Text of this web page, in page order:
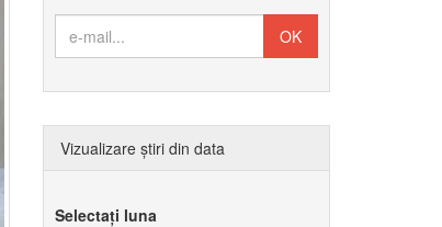
Vizualizare știri din data
Selectați luna